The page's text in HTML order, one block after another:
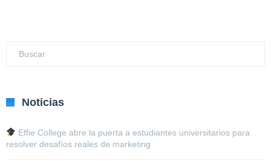
Noticias
Effie College abre la puerta a estudiantes universitarios para
resolver desafíos reales de marketing